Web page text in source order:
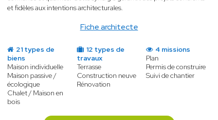
Fiche architecte
et fidèles aux intentions architecturales.
21 types de
biens
Maison individuelle
Maison passive /
écologique
Chalet / Maison en
bois
12 types de
travaux
Terrasse
Construction neuve
Rénovation
4 missions
Plan
Permis de construire
Suivi de chantier